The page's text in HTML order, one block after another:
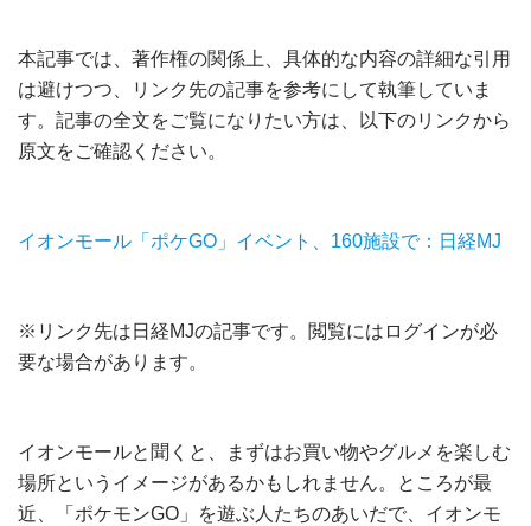
本記事では、著作権の関係上、具体的な内容の詳細な引用
は避けつつ、リンク先の記事を参考にして執筆していま
す。記事の全文をご覧になりたい方は、以下のリンクから
原文をご確認ください。
イオンモール「ポケGO」イベント、160施設で：日経MJ
※リンク先は日経MJの記事です。閲覧にはログインが必
要な場合があります。
イオンモールと聞くと、まずはお買い物やグルメを楽しむ
場所というイメージがあるかもしれません。ところが最
近、「ポケモンGO」を遊ぶ人たちのあいだで、イオンモ